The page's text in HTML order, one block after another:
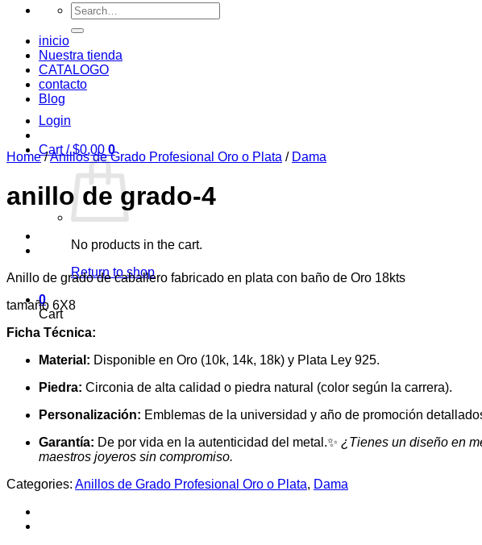
Search
for:
inicio
Nuestra tienda
CATALOGO
contacto
Blog
Login
Cart /$0,00 0
No products in the cart.
Return to shop
0
Cart
Home /Anillos de Grado Profesional Oro o Plata / Dama
anillo de grado-4
Anillo de grado de caballero fabricado en plata con baño de Oro 18kts
tamaño 6X8
Ficha Técnica:
Material: Disponible en Oro (10k, 14k, 18k) y Plata Ley 925.
Piedra: Circonia de alta calidad o piedra natural (color según la carrera).
Personalización: Emblemas de la universidad y año de promoción
Garantía: De por vida en la autenticidad del metal.✨ ¿Tienes un diseño en
maestros joyeros sin compromiso.
Categories: Anillos de Grado Profesional Oro o Plata, Dama